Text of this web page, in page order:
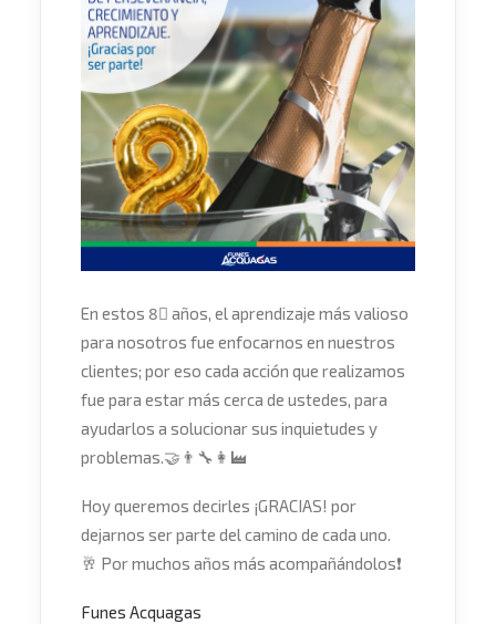
En estos 8⃣ años, el aprendizaje más valioso
para nosotros fue enfocarnos en nuestros
clientes; por eso cada acción que realizamos
fue para estar más cerca de ustedes, para
ayudarlos a solucionar sus inquietudes y
problemas.🤝 👨‍🔧 👩‍🏭
Hoy queremos decirles ¡GRACIAS! por
dejarnos ser parte del camino de cada uno.
🥂 Por muchos años más acompañándolos❗
Funes Acquagas